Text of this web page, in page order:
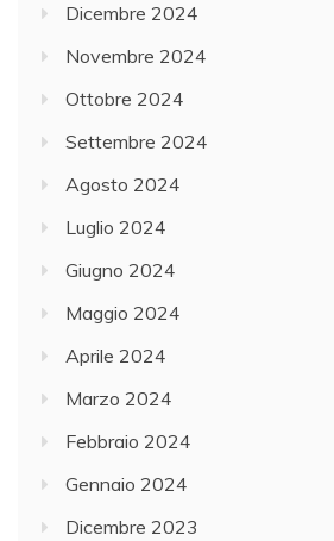
Dicembre 2024
Novembre 2024
Ottobre 2024
Settembre 2024
Agosto 2024
Luglio 2024
Giugno 2024
Maggio 2024
Aprile 2024
Marzo 2024
Febbraio 2024
Gennaio 2024
Dicembre 2023